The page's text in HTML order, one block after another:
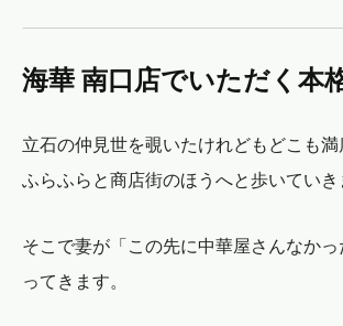
海華 南口店でいただく本
立石の仲見世を覗いたけれどもどこも満
ふらふらと商店街のほうへと歩いていき
そこで妻が「この先に中華屋さんなか
ってきます。